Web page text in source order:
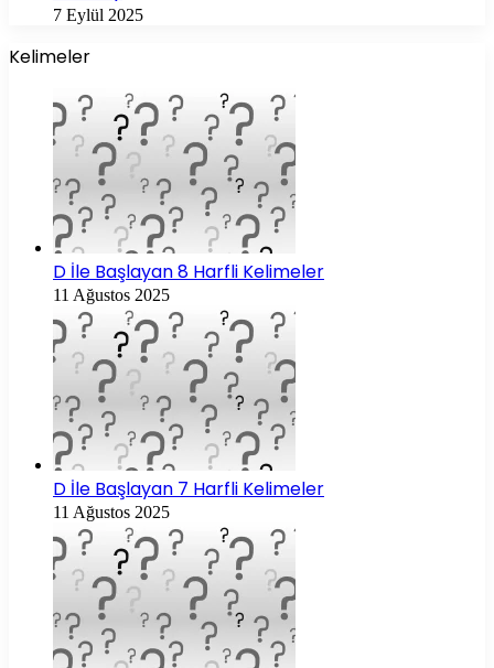
7 Eylül 2025
Kelimeler
D İle Başlayan 8 Harfli Kelimeler
11 Ağustos 2025
D İle Başlayan 7 Harfli Kelimeler
11 Ağustos 2025